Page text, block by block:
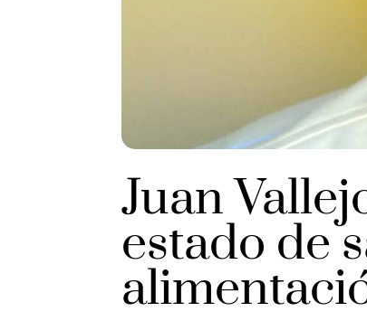
Juan
estado de